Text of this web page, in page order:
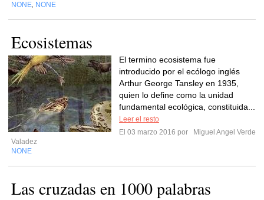
NONE NONE
Ecosistemas
El termino ecosistema fue
introducido por el ecólogo inglés
Arthur George Tansley en 1935,
quien lo define como la unidad
fundamental ecológica, constituida...
Leer el resto
El 03 marzo 2016 por
Miguel Angel Verde
Valadez
NONE
Las cruzadas en 1000 palabras